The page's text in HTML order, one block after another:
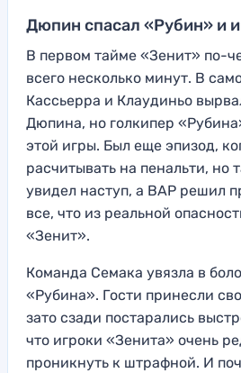
Дюпин спасал «Рубин» и
В первом тайме «Зенит» по-
всего несколько минут. В
Кассьерра и Клаудиньо
Дюпина, но голкипер
этой игры. Был еще эпизод,
расчитывать на пенальти, но
увидел наступ, а ВАР решил
все, что из реальной
«Зенит».
Команда Семака увязла в
«Рубина». Гости принесли
зато сзади постарались
что игроки «Зенита» очень
проникнуть к штрафной. И